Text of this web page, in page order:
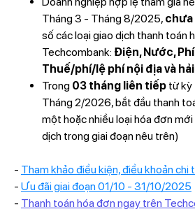
Tháng 3 - Tháng 8/2025, chưa
số các loại giao dịch thanh toán
Techcombank: Điện, Nước,
Thuế/phí/lệ phí nội địa và
Trong 03 tháng liên tiếp từ kỳ
Tháng 2/2026, bắt đầu thanh
một hoặc nhiều loại hóa đơn
dịch trong giai đoạn nêu trên)
- Tham khảo điều kiện, điều khoản chi
- Ưu đãi giai đoạn 01/10 - 31/10/2025
- Thanh toán hóa đơn ngay trên